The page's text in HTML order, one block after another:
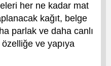
her ne kadar mat
kağıt, belge
parlak ve daha canlı
ve yapıya